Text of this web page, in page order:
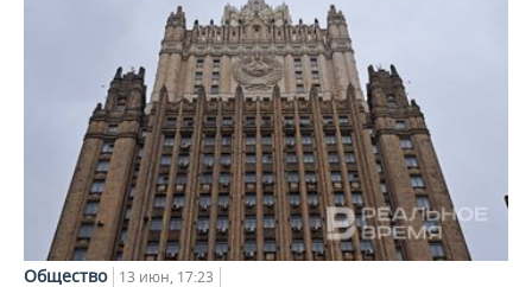
Общество 13 июн, 17:23